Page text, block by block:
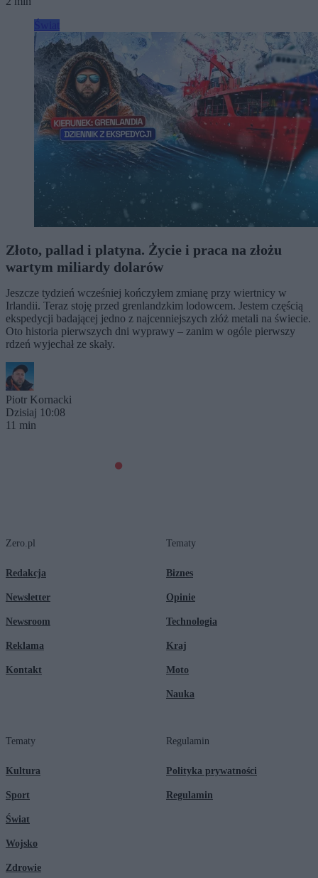
Złoto, pallad i platyna. Życie i praca na złożu
wartym miliardy dolarów
Jeszcze tydzień wcześniej kończyłem zmianę przy wiertnicy w
Irlandii. Teraz stoję przed grenlandzkim lodowcem. Jestem częścią
ekspedycji badającej jedno z najcenniejszych złóż metali na świecie.
Oto historia pierwszych dni wyprawy – zanim w ogóle pierwszy
rdzeń wyjechał ze skały.
Piotr Kornacki
Dzisiaj 10:08
11 min
Zero.pl
Redakcja
Newsletter
Newsroom
Reklama
Kontakt
Tematy
Biznes
Opinie
Technologia
Kraj
Moto
Nauka
Tematy
Kultura
Sport
Świat
Wojsko
Zdrowie
Regulamin
Polityka prywatności
Regulamin